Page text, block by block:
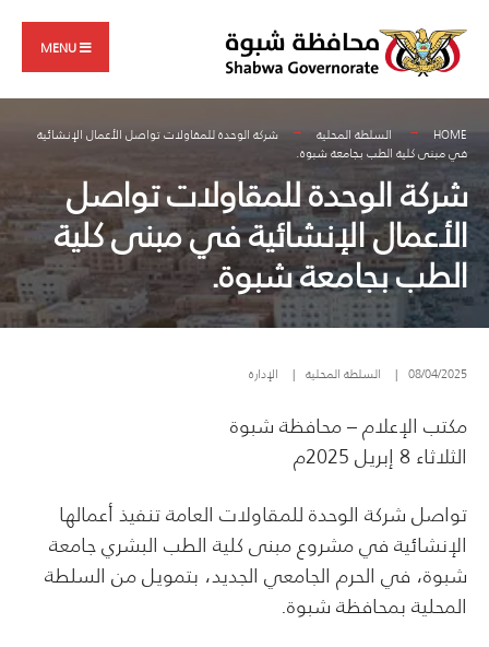
content
MENU
HOME السلطة المحلية
شركة الوحدة للمقاولات تواصل الأعمال الإنشائية
في مبنى كلية الطب بجامعة شبوة.
شركة الوحدة للمقاولات تواصل
الأعمال الإنشائية في مبنى كلية
الطب بجامعة شبوة.
08/04/2025
| السلطة المحلية | الإدارة
مكتب الإعلام – محافظة شبوة
الثلاثاء 8 إبريل 2025م
تواصل شركة الوحدة للمقاولات العامة تنفيذ أعمالها
الإنشائية في مشروع مبنى كلية الطب البشري جامعة
شبوة، في الحرم الجامعي الجديد، بتمويل من السلطة
المحلية بمحافظة شبوة.
for: